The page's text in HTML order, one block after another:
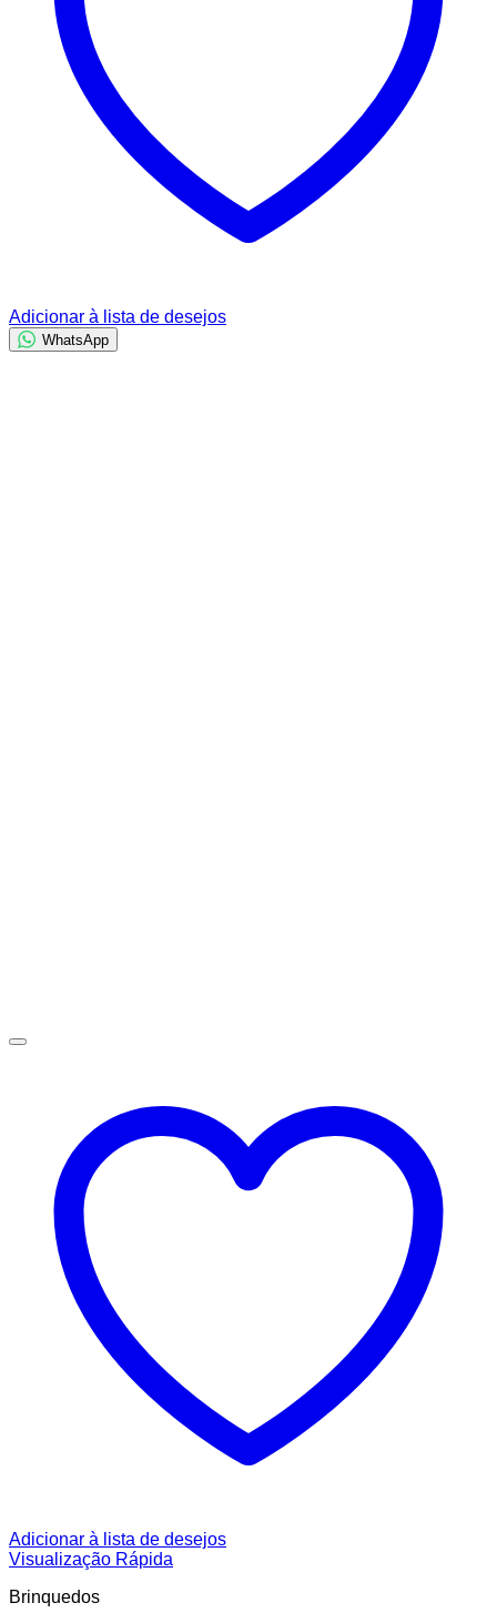
Adicionar à lista de desejos
WhatsApp
Adicionar à lista de desejos
Visualização Rápida
Brinquedos